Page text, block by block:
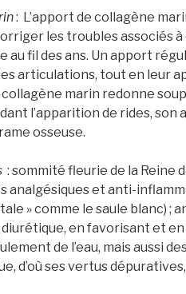
: L’apport de collagène
les troubles associés
au fil des ans. Un apport
articulations, tout en leur
collagène marin redonne
l’apparition de rides, son
osseuse.
: sommité fleurie de la Reine
analgésiques et anti-
» comme le saule blanc) ;
diurétique, en favorisant et
de l’eau, mais aussi
d’où ses vertus